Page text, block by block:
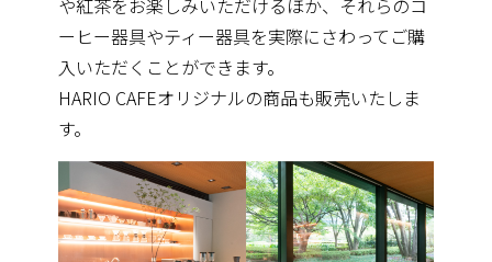
ーヒー器具やティー器具を実際にさわってご購
入いただくことができます。
HARIO CAFEオリジナルの商品も販売いたしま
す。